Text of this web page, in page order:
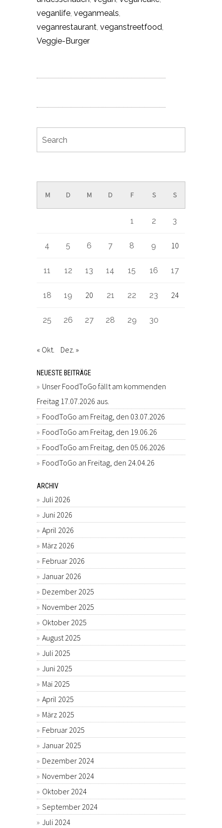
veganlife, veganmeals,
veganrestaurant, veganstreetfood,
Veggie-Burger
M D M D F S S
1 2 3
4 5 6 7 8 9 10
11 12 13 14 15 16 17
18 19 20 21 22 23 24
25 26 27 28 29 30
« Okt. Dez. »
NEUESTE BEITRÄGE
Unser FoodToGo fällt am kommenden
Freitag 17.07.2026 aus.
FoodToGo am Freitag, den 03.07.2026
FoodToGo am Freitag, den 19.06.26
FoodToGo am Freitag, den 05.06.2026
FoodToGo an Freitag, den 24.04.26
ARCHIV
Juli 2026
Juni 2026
April 2026
März 2026
Februar 2026
Januar 2026
Dezember 2025
November 2025
Oktober 2025
August 2025
Juli 2025
Juni 2025
Mai 2025
April 2025
März 2025
Februar 2025
Januar 2025
Dezember 2024
November 2024
Oktober 2024
September 2024
Juli 2024